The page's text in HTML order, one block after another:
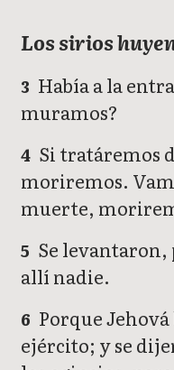
Los sirios
3 Había a la
muramos?
4 Si tratáremos
moriremos.
muerte,
5 Se levantaron,
allí nadie.
6 Porque
ejército; y se